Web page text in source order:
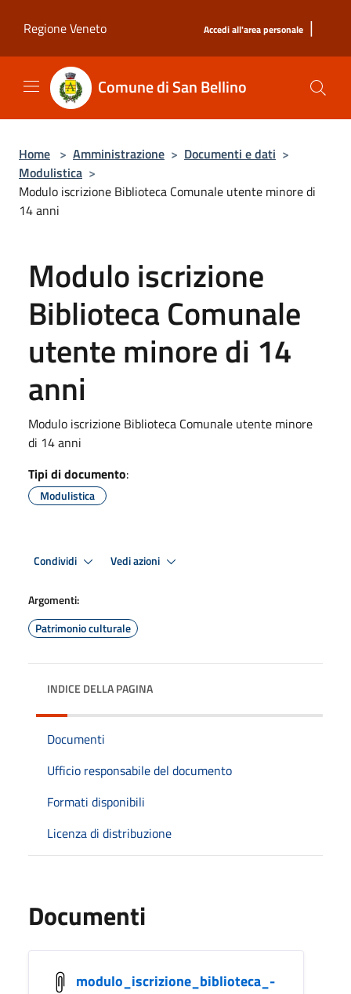
Regione Veneto
Accedi all'area personale |
Comune di San Bellino
Home > Amministrazione > Documenti e dati >
Modulistica >
Modulo iscrizione Biblioteca Comunale utente minore di
14 anni
Modulo iscrizione
Biblioteca Comunale
utente minore di 14
anni
Modulo iscrizione Biblioteca Comunale utente minore
di 14 anni
Tipi di documento:
Modulistica
Condividi Vedi azioni
Argomenti:
Patrimonio culturale
INDICE DELLA PAGINA
Documenti
Ufficio responsabile del documento
Formati disponibili
Licenza di distribuzione
Documenti
modulo_iscrizione_biblioteca_-